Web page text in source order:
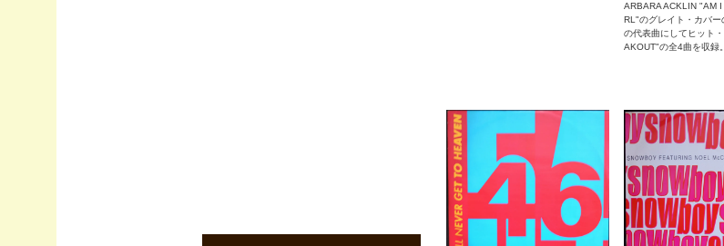
ARBARA ACKLIN "AM
RL"のグレイト・カバー
の代表曲にしてヒット
AKOUT"の全4曲を収録。